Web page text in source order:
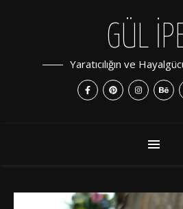
GÜL
Yaratıcılığın ve